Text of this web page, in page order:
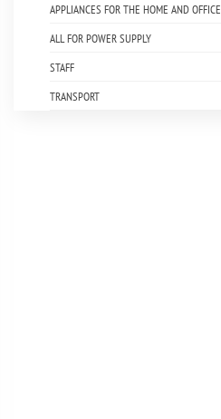
APPLIANCES FOR THE HOME AND OFFICE
ALL FOR POWER SUPPLY
STAFF
TRANSPORT